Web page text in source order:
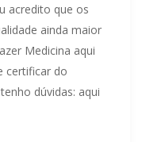
acredito que os
ainda maior
Medicina aqui
certificar do
dúvidas: aqui